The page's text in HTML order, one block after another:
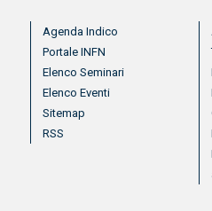
Menu footer 2
Agenda Indico
Portale INFN
Elenco Seminari
Elenco Eventi
Sitemap
RSS